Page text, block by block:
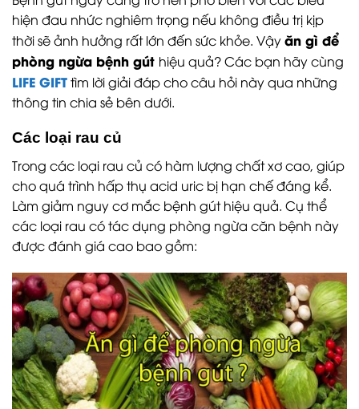
hiện đau nhức nghiêm trọng nếu không điều trị kịp
thời sẽ ảnh hưởng rất lớn đến sức khỏe. Vậyăn gì để
phòng ngừa bệnh gút hiệu quả? Các bạn hãy cùng
LIFE GIFTtìm lời giải đáp cho câu hỏi này qua những
thông tin chia sẻ bên dưới.
Các loại rau củ
Trong các loại rau củ có hàm lượng chất xơ cao, giúp
cho quá trình hấp thụ acid uric bị hạn chế đáng kể.
Làm giảm nguy cơ mắc bệnh gút hiệu quả. Cụ thể
các loại rau có tác dụng phòng ngừa căn bệnh này
được đánh giá cao bao gồm: